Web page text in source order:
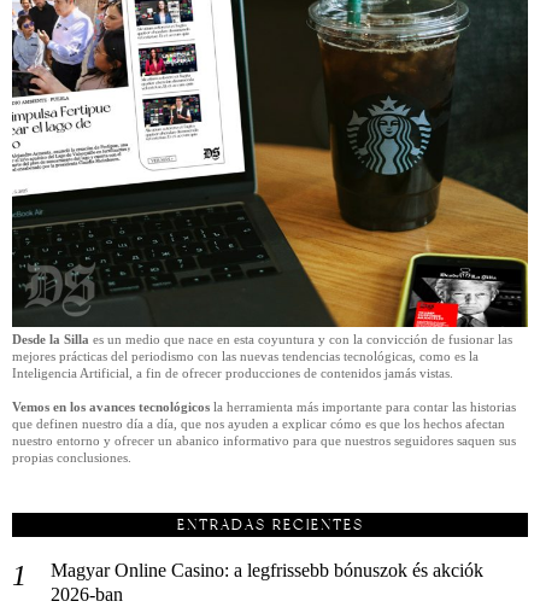
Desde la Silla es un medio que nace en esta coyuntura y con la convicción de fusionar las
mejores prácticas del periodismo con las nuevas tendencias tecnológicas, como es la
Inteligencia Artificial, a fin de ofrecer producciones de contenidos jamás vistas.
Vemos en los avances tecnológicos la herramienta más importante para contar las historias
que definen nuestro día a día, que nos ayuden a explicar cómo es que los hechos afectan
nuestro entorno y ofrecer un abanico informativo para que nuestros seguidores saquen sus
propias conclusiones.
ENTRADAS RECIENTES
Magyar Online Casino: a legfrissebb bónuszok és akciók
2026-ban